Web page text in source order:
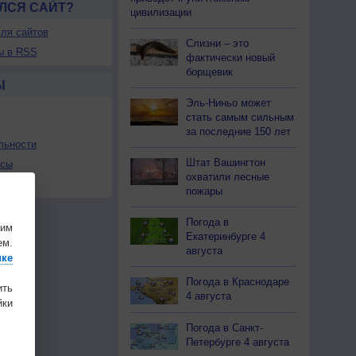
САЙТ?
сайтов
в RSS
цивилизации
Слизни – это
фактически новый
борщевик
Эль-Ниньо может
стать самым сильным
за последние 150 лет
Штат Вашингтон
охватили лесные
пожары
Погода в
Екатеринбурге 4
августа
Погода в Краснодаре
4 августа
Погода в Санкт-
Петербурге 4 августа